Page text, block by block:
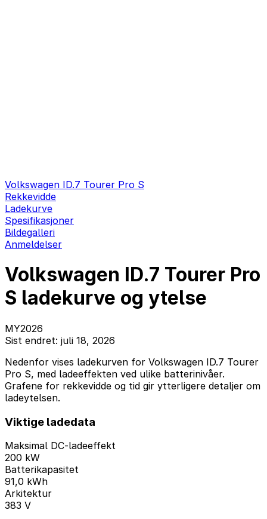
Volkswagen ID.7 Tourer Pro S
Rekkevidde
Ladekurve
Spesifikasjoner
Bildegalleri
Anmeldelser
Volkswagen ID.7 Tourer Pro
S ladekurve og ytelse
MY2026
Sist endret: juli 18, 2026
Nedenfor vises ladekurven for Volkswagen ID.7 Tourer
Pro S, med ladeeffekten ved ulike batterinivåer.
Grafene for rekkevidde og tid gir ytterligere detaljer om
ladeytelsen.
Viktige ladedata
Maksimal DC-ladeeffekt
200 kW
Batterikapasitet
91,0 kWh
Arkitektur
383 V